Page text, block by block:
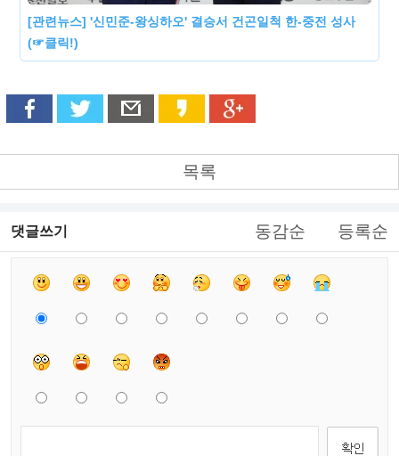
[관련뉴스] '신민준-왕싱하오' 결승서 건곤일척 한-중전 성사
(☞클릭!)
목록
댓글쓰기 동감순 등록순